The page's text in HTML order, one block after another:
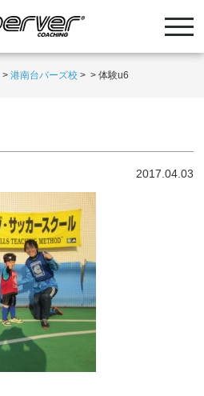
>港南台バーズ校 > >体験u6
2017.04.03